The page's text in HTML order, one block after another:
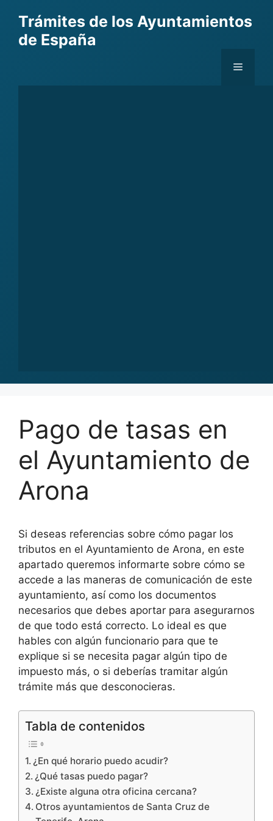
content
Trámites de los Ayuntamientos
de España
Menu
Pago de tasas en
el Ayuntamiento de
Arona
Si deseas referencias sobre cómo pagar los
tributos en el Ayuntamiento de Arona, en este
apartado queremos informarte sobre cómo se
accede a las maneras de comunicación de este
ayuntamiento, así como los documentos
necesarios que debes aportar para asegurarnos
de que todo está correcto. Lo ideal es que
hables con algún funcionario para que te
explique si se necesita pagar algún tipo de
impuesto más, o si deberías tramitar algún
trámite más que desconocieras.
Tabla de contenidos
¿En qué horario puedo acudir?
¿Qué tasas puedo pagar?
¿Existe alguna otra oficina cercana?
Otros ayuntamientos de Santa Cruz de